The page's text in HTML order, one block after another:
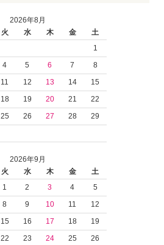
2026年8月
火 水 木 金
土
1
4 5 6 7
8
11 12 13 14
15
18 19 20 21
22
25 26 27 28
29
2026年9月
火 水 木 金
土
1
2 3 4
5
8 9 10 11
12
15 16 17 18
19
22 23 24 25
26